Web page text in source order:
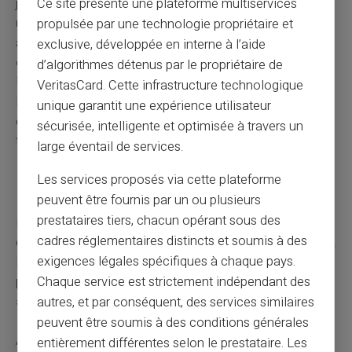
justificative attestant que l'enfant est bien inscrit dans
une université ou école à l'étranger et qu'il suit
assidûment sa formation. N'oubliez pas defournir ces
documentsdans les temps impartis pour prévenir toute
interruption du versement des allocations familiales.
N'oubliez pas de contacter la CAF pour obtenir la liste
complète des documents requis et les modalités de
transmission.
Rupture de contrat d'apprentissage
La rupture d'un contrat d'apprentissage peut avoir des
conséquences sur le maintien des allocations familiales.
En effet, si l'enfant n'est plus en formation il risque de ne
plus être reconnu comme tel — ce qui peutentraîner la
suspension du versementdes allocations.
Après la rupture d'un contrat d'apprentissage, il existe un
Ce site présente une plateforme multiservices
propulsée par une technologie propriétaire et
exclusive, développée en interne à l’aide
d’algorithmes détenus par le propriétaire de
VeritasCard. Cette infrastructure technologique
unique garantit une expérience utilisateur
sécurisée, intelligente et optimisée à travers un
large éventail de services.
Les services proposés via cette plateforme
peuvent être fournis par un ou plusieurs
prestataires tiers, chacun opérant sous des
cadres réglementaires distincts et soumis à des
exigences légales spécifiques à chaque pays.
Chaque service est strictement indépendant des
autres, et par conséquent, des services similaires
peuvent être soumis à des conditions générales
entièrement différentes selon le prestataire. Les